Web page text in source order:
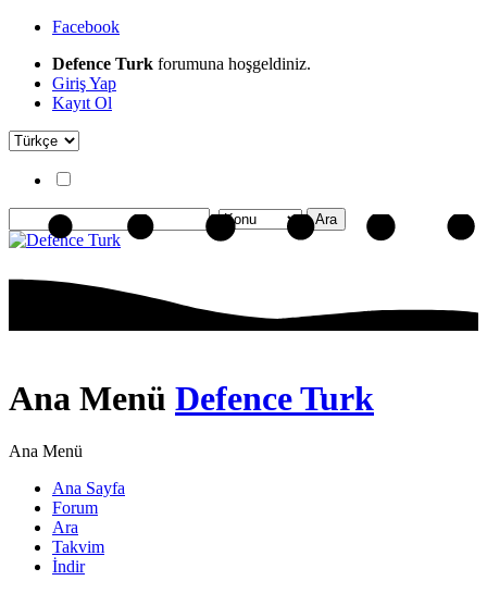
Facebook
Defence Turk forumuna hoşgeldiniz.
Giriş Yap
Kayıt Ol
Ana Menü Defence Turk
Ana Menü
Ana Sayfa
Forum
Ara
Takvim
İndir